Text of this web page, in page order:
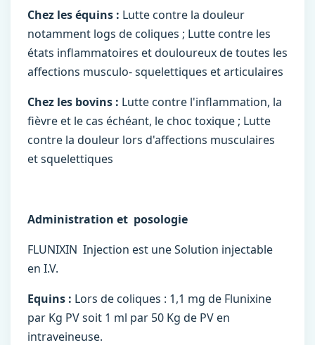
Chez les équins : Lutte contre la douleur
notamment logs de coliques ; Lutte contre les
états inflammatoires et douloureux de toutes les
affections musculo- squelettiques et articulaires
Chez les bovins : Lutte contre l'inflammation, la
fièvre et le cas échéant, le choc toxique ; Lutte
contre la douleur lors d'affections musculaires
et squelettiques
Administration et posologie
FLUNIXIN Injection est une Solution injectable
en I.V.
Equins : Lors de coliques : 1,1 mg de Flunixine
par Kg PV soit 1 ml par 50 Kg de PV en
intraveineuse.